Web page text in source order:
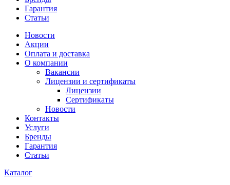
Гарантия
Статьи
Новости
Акции
Оплата и доставка
О компании
Вакансии
Лицензии и сертификаты
Лицензии
Сертификаты
Новости
Контакты
Услуги
Бренды
Гарантия
Статьи
Каталог